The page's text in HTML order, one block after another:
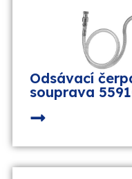
Odsávací
souprava